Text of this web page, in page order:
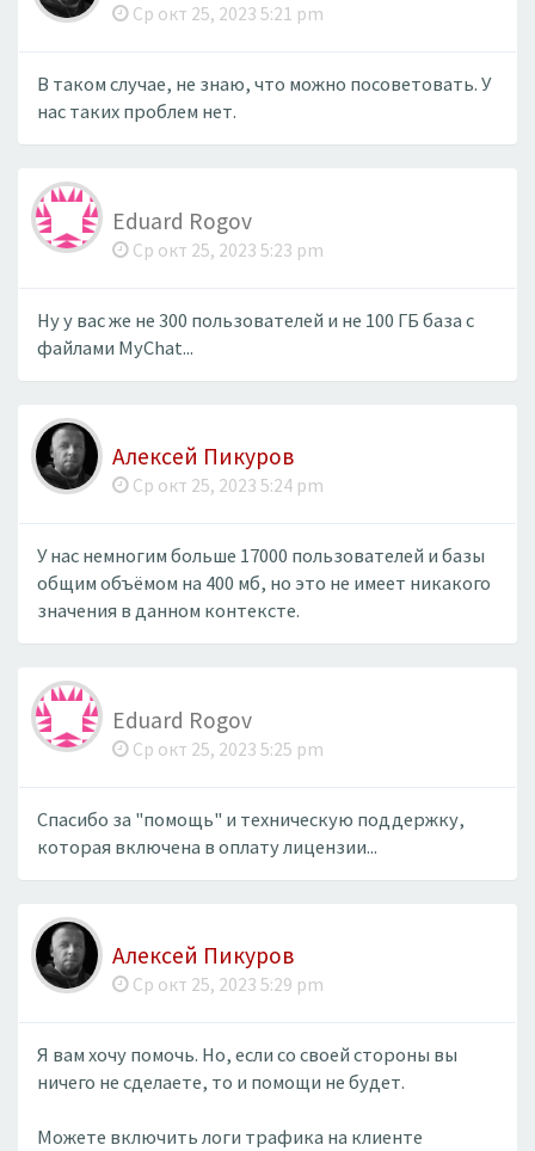
Ср окт 25, 2023 5:21 pm
В таком случае, не знаю, что можно посоветовать. У
нас таких проблем нет.
Eduard Rogov
Ср окт 25, 2023 5:23 pm
Ну у вас же не 300 пользователей и не 100 ГБ база с
файлами MyChat...
Алексей Пикуров
Ср окт 25, 2023 5:24 pm
У нас немногим больше 17000 пользователей и базы
общим объёмом на 400 мб, но это не имеет никакого
значения в данном контексте.
Eduard Rogov
Ср окт 25, 2023 5:25 pm
Спасибо за "помощь" и техническую поддержку,
которая включена в оплату лицензии...
Алексей Пикуров
Ср окт 25, 2023 5:29 pm
Я вам хочу помочь. Но, если со своей стороны вы
ничего не сделаете, то и помощи не будет.
Можете включить логи трафика на клиенте